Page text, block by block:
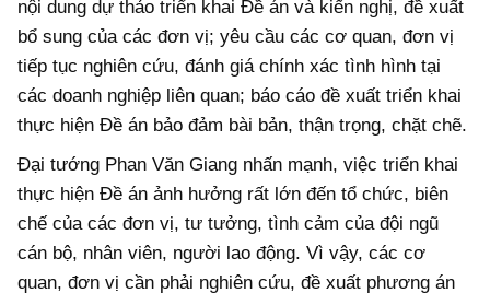
nội dung dự thảo triển khai Đề án và kiến nghị, đề xuất
bổ sung của các đơn vị; yêu cầu các cơ quan, đơn vị
tiếp tục nghiên cứu, đánh giá chính xác tình hình tại
các doanh nghiệp liên quan; báo cáo đề xuất triển khai
thực hiện Đề án bảo đảm bài bản, thận trọng, chặt chẽ.
Đại tướng Phan Văn Giang nhấn mạnh, việc triển khai
thực hiện Đề án ảnh hưởng rất lớn đến tổ chức, biên
chế của các đơn vị, tư tưởng, tình cảm của đội ngũ
cán bộ, nhân viên, người lao động. Vì vậy, các cơ
quan, đơn vị cần phải nghiên cứu, đề xuất phương án